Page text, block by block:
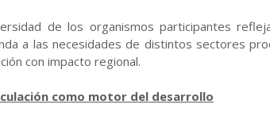
de los organismos participantes
a las necesidades de distintos sectores
con impacto regional.
como motor del desarrollo